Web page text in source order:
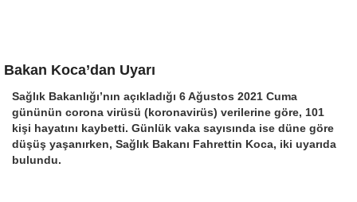
Bakan Koca’dan Uyarı
Sağlık Bakanlığı’nın açıkladığı 6 Ağustos 2021 Cuma
gününün corona virüsü (koronavirüs) verilerine göre, 101
kişi hayatını kaybetti. Günlük vaka sayısında ise düne göre
düşüş yaşanırken, Sağlık Bakanı Fahrettin Koca, iki uyarıda
bulundu.